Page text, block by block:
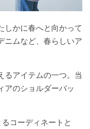
しかに春へと向かって
ニムなど、春らしいア
るアイテムの一つ。当
アのショルダーバッ
コーディネートと